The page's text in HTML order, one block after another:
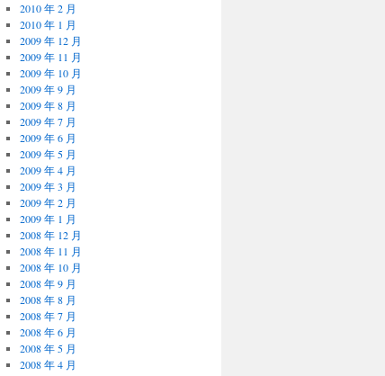
2010 年 2 月
2010 年 1 月
2009 年 12 月
2009 年 11 月
2009 年 10 月
2009 年 9 月
2009 年 8 月
2009 年 7 月
2009 年 6 月
2009 年 5 月
2009 年 4 月
2009 年 3 月
2009 年 2 月
2009 年 1 月
2008 年 12 月
2008 年 11 月
2008 年 10 月
2008 年 9 月
2008 年 8 月
2008 年 7 月
2008 年 6 月
2008 年 5 月
2008 年 4 月